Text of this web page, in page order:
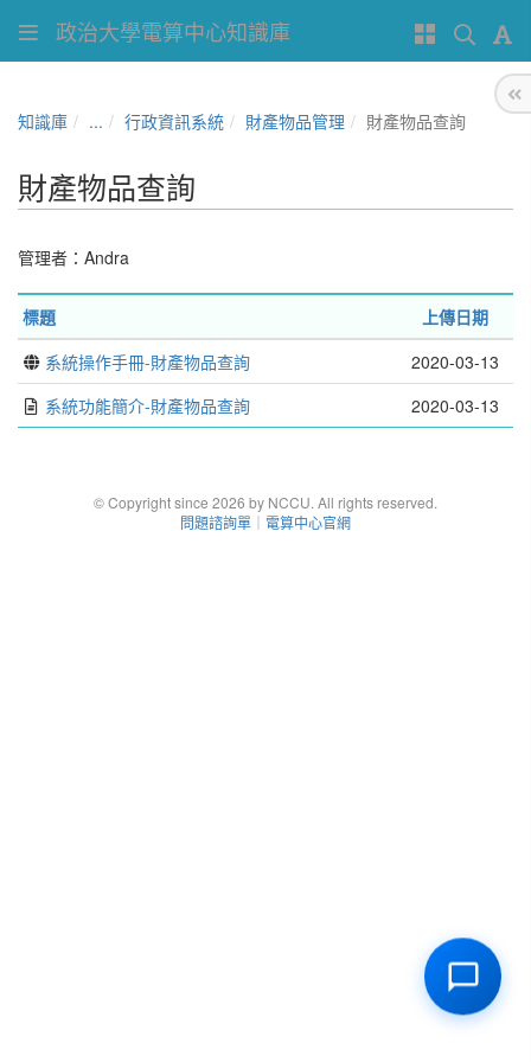
政治大學電算中心知識庫
知識庫 ... 行政資訊系統 財產物品管理 財產物品查詢
財產物品查詢
管理者： Andra
標題
上傳日期
系統操作手冊-財產物品查詢
2020-03-13
系統功能簡介-財產物品查詢
2020-03-13
© Copyright since 2026 by NCCU. All rights reserved.
問題諮詢單 ｜ 電算中心官網